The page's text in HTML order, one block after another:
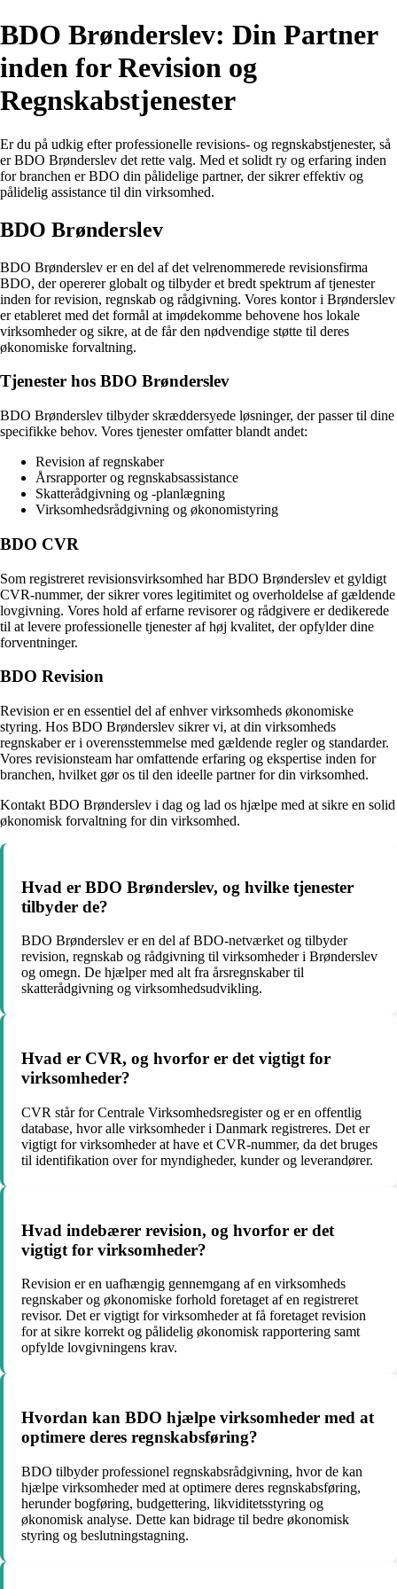
BDO Brønderslev: Din Partner
inden for Revision og
Regnskabstjenester
Er du på udkig efter professionelle revisions- og regnskabstjenester, så
er BDO Brønderslev det rette valg. Med et solidt ry og erfaring inden
for branchen er BDO din pålidelige partner, der sikrer effektiv og
pålidelig assistance til din virksomhed.
BDO Brønderslev
BDO Brønderslev er en del af det velrenommerede revisionsfirma
BDO, der opererer globalt og tilbyder et bredt spektrum af tjenester
inden for revision, regnskab og rådgivning. Vores kontor i Brønderslev
er etableret med det formål at imødekomme behovene hos lokale
virksomheder og sikre, at de får den nødvendige støtte til deres
økonomiske forvaltning.
Tjenester hos BDO Brønderslev
BDO Brønderslev tilbyder skræddersyede løsninger, der passer til dine
specifikke behov. Vores tjenester omfatter blandt andet:
Revision af regnskaber
Årsrapporter og regnskabsassistance
Skatterådgivning og -planlægning
Virksomhedsrådgivning og økonomistyring
BDO CVR
Som registreret revisionsvirksomhed har BDO Brønderslev et gyldigt
CVR-nummer, der sikrer vores legitimitet og overholdelse af gældende
lovgivning. Vores hold af erfarne revisorer og rådgivere er dedikerede
til at levere professionelle tjenester af høj kvalitet, der opfylder dine
forventninger.
BDO Revision
Revision er en essentiel del af enhver virksomheds økonomiske
styring. Hos BDO Brønderslev sikrer vi, at din virksomheds
regnskaber er i overensstemmelse med gældende regler og standarder.
Vores revisionsteam har omfattende erfaring og ekspertise inden for
branchen, hvilket gør os til den ideelle partner for din virksomhed.
Kontakt BDO Brønderslev i dag og lad os hjælpe med at sikre en solid
økonomisk forvaltning for din virksomhed.
Hvad er BDO Brønderslev, og hvilke tjenester
tilbyder de?
BDO Brønderslev er en del af BDO-netværket og tilbyder
revision, regnskab og rådgivning til virksomheder i Brønderslev
og omegn. De hjælper med alt fra årsregnskaber til
skatterådgivning og virksomhedsudvikling.
Hvad er CVR, og hvorfor er det vigtigt for
virksomheder?
CVR står for Centrale Virksomhedsregister og er en offentlig
database, hvor alle virksomheder i Danmark registreres. Det er
vigtigt for virksomheder at have et CVR-nummer, da det bruges
til identifikation over for myndigheder, kunder og leverandører.
Hvad indebærer revision, og hvorfor er det
vigtigt for virksomheder?
Revision er en uafhængig gennemgang af en virksomheds
regnskaber og økonomiske forhold foretaget af en registreret
revisor. Det er vigtigt for virksomheder at få foretaget revision
for at sikre korrekt og pålidelig økonomisk rapportering samt
opfylde lovgivningens krav.
Hvordan kan BDO hjælpe virksomheder med at
optimere deres regnskabsføring?
BDO tilbyder professionel regnskabsrådgivning, hvor de kan
hjælpe virksomheder med at optimere deres regnskabsføring,
herunder bogføring, budgettering, likviditetsstyring og
økonomisk analyse. Dette kan bidrage til bedre økonomisk
styring og beslutningstagning.